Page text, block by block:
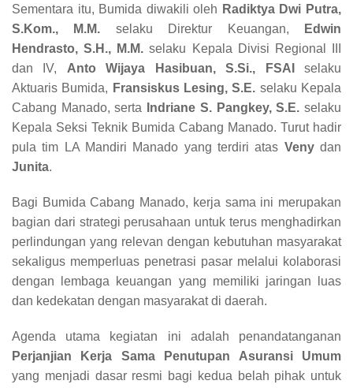
Sementara itu, Bumida diwakili oleh Radiktya Dwi Putra,
S.Kom., M.M. selaku Direktur Keuangan,
Edwin
Hendrasto, S.H., M.M. selaku Kepala Divisi Regional III
dan IV, Anto Wijaya Hasibuan, S.Si., FSAI
selaku
Aktuaris Bumida, Fransiskus Lesing, S.E. selaku Kepala
Cabang Manado, serta
Indriane S. Pangkey, S.E. selaku
Kepala Seksi Teknik Bumida Cabang Manado. Turut hadir
pula tim LA Mandiri Manado yang terdiri atas Venydan
Junita.
Bagi Bumida Cabang Manado, kerja sama ini merupakan
bagian dari strategi perusahaan untuk terus menghadirkan
perlindungan yang relevan dengan kebutuhan masyarakat
sekaligus memperluas penetrasi pasar melalui kolaborasi
dengan lembaga keuangan yang memiliki jaringan luas
dan kedekatan dengan masyarakat di daerah.
Agenda utama kegiatan ini adalah penandatanganan
Perjanjian Kerja Sama Penutupan Asuransi Umum
yang menjadi dasar resmi bagi kedua belah pihak untuk